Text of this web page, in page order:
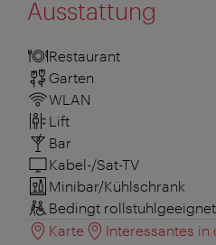
Ausstattung
Restaurant
Garten
WLAN
Lift
Bar
Kabel-/Sat-TV
Minibar/Kühlschrank
Bedingt rollstuhlgeeignet
Karte
Interessantes